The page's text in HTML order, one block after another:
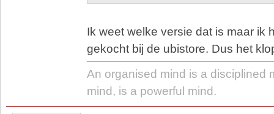
Ik weet welke versie dat is maar ik
gekocht bij de ubistore. Dus het
An organised mind is a disciplined
mind, is a powerful mind.